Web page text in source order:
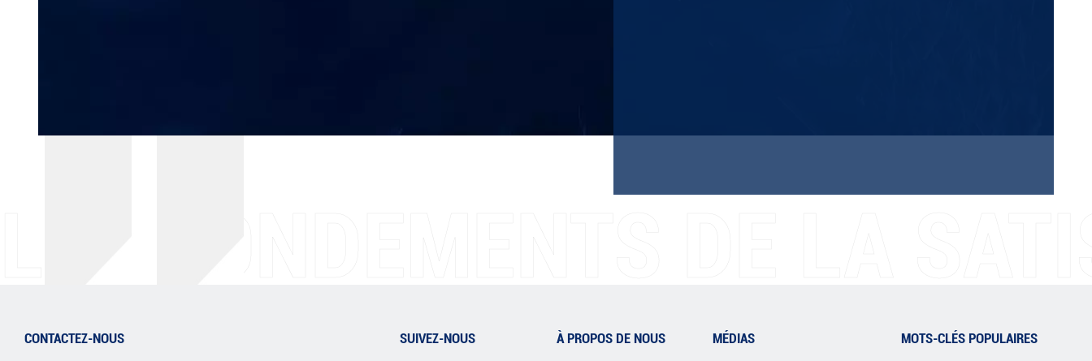
LES FONDEMENTS DE LA
CONTACTEZ-NOUS MOTS-CLÉS POPULAIRES
MÉDIAS
À PROPOS DE NOUS
SUIVEZ-NOUS